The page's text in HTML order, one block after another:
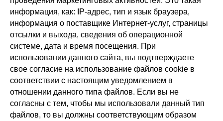
информация, как: IP-адрес, тип и язык браузера,
информация о поставщике Интернет-услуг, страницы
отсылки и выхода, сведения об операционной
системе, дата и время посещения. При
использовании данного сайта, вы подтверждаете
свое согласие на использование файлов cookie в
соответствии с настоящим уведомлением в
отношении данного типа файлов. Если вы не
согласны с тем, чтобы мы использовали данный тип
файлов, то вы должны соответствующим образом